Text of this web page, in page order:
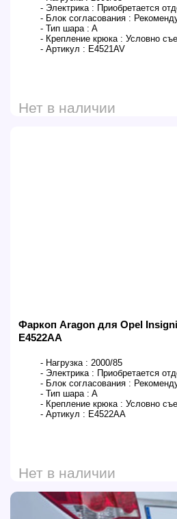
- Электрика : Приобретается
- Блок согласования :
- Тип шара : A
- Крепление крюка : Условно
- Артикул : E4521AV
Нет в наличии
Фаркоп Aragon для Opel
E4522AA
- Нагрузка : 2000/85
- Электрика : Приобретается
- Блок согласования :
- Тип шара : A
- Крепление крюка : Условно
- Артикул : E4522AA
Нет в наличии